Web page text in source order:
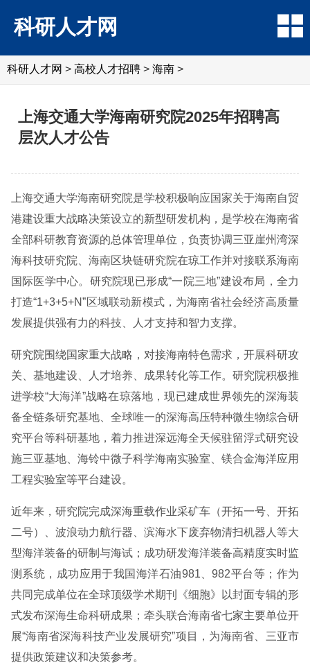
科研人才网
科研人才网 > 高校人才招聘 > 海南 >
上海交通大学海南研究院2025年招聘高
层次人才公告
上海交通大学海南研究院是学校积极响应国家关于海南自贸
港建设重大战略决策设立的新型研发机构，是学校在海南省
全部科研教育资源的总体管理单位，负责协调三亚崖州湾深
海科技研究院、海南区块链研究院在琼工作并对接联系海南
国际医学中心。研究院现已形成“一院三地”建设布局，全力
打造“1+3+5+N”区域联动新模式，为海南省社会经济高质量
发展提供强有力的科技、人才支持和智力支撑。
研究院围绕国家重大战略，对接海南特色需求，开展科研攻
关、基地建设、人才培养、成果转化等工作。研究院积极推
进学校“大海洋”战略在琼落地，现已建成世界领先的深海装
备全链条研究基地、全球唯一的深海高压特种微生物综合研
究平台等科研基地，着力推进深远海全天候驻留浮式研究设
施三亚基地、海铃中微子科学海南实验室、镁合金海洋应用
工程实验室等平台建设。
近年来，研究院完成深海重载作业采矿车（开拓一号、开拓
二号）、波浪动力航行器、滨海水下废弃物清扫机器人等大
型海洋装备的研制与海试；成功研发海洋装备高精度实时监
测系统，成功应用于我国海洋石油981、982平台等；作为
共同完成单位在全球顶级学术期刊《细胞》以封面专辑的形
式发布深海生命科研成果；牵头联合海南省七家主要单位开
展“海南省深海科技产业发展研究”项目，为海南省、三亚市
提供政策建议和决策参考。